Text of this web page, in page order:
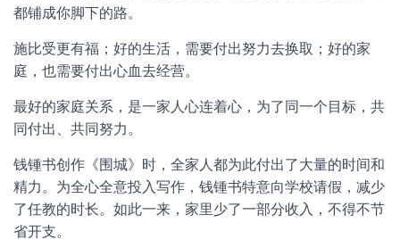
都铺成你脚下的路。
施比受更有福；好的生活，需要付出努力去换取；好的家
庭，也需要付出心血去经营。
最好的家庭关系，是一家人心连着心，为了同一个目标，共
同付出、共同努力。
钱锺书创作《围城》时，全家人都为此付出了大量的时间和
精力。为全心全意投入写作，钱锺书特意向学校请假，减少
了任教的时长。如此一来，家里少了一部分收入，不得不节
省开支。